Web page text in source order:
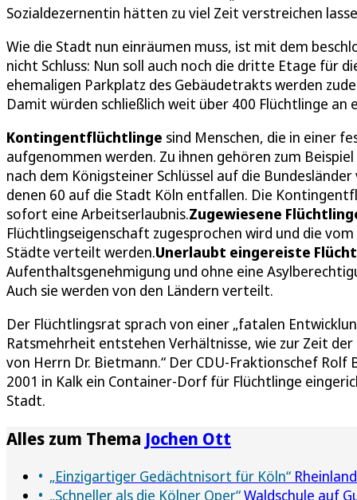
Sozialdezernentin hätten zu viel Zeit verstreichen
Wie die Stadt nun einräumen muss, ist mit dem
nicht Schluss: Nun soll auch noch die dritte Etage für
ehemaligen Parkplatz des Gebäudetrakts werden
Damit würden schließlich weit über 400 Flüchtlinge an
Kontingentflüchtlinge sind Menschen, die in einer
aufgenommen werden. Zu ihnen gehören zum
nach dem Königsteiner Schlüssel auf die
denen 60 auf die Stadt Köln entfallen. Die
sofort eine Arbeitserlaubnis.Zugewiesene
Flüchtlingseigenschaft zugesprochen wird und die
Städte verteilt werden.Unerlaubt eingereiste
Aufenthaltsgenehmigung und ohne eine
Auch sie werden von den Ländern verteilt.
Der Flüchtlingsrat sprach von einer „fatalen
Ratsmehrheit entstehen Verhältnisse, wie zur Zeit
von Herrn Dr. Bietmann.“ Der CDU-Fraktionschef
2001 in Kalk ein Container-Dorf für Flüchtlinge
Stadt.
Alles zum Thema Jochen Ott
„Einzigartiger Gedächtnisort für Köln“
„Schneller als die Kölner Oper“Waldschule auf